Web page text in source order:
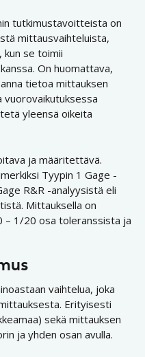
tutkimustavoitteista on
mittausvaihteluista,
se toimii
On huomattava,
tietoa mittauksen
yleensä oikeita
ja määritettävä.
Tyypin 1 Gage -
R&R -analyysistä eli
Mittauksella on
1/20 osa toleranssista ja
vaihtelua, joka
Erityisesti
sekä mittauksen
ja yhden osan avulla.